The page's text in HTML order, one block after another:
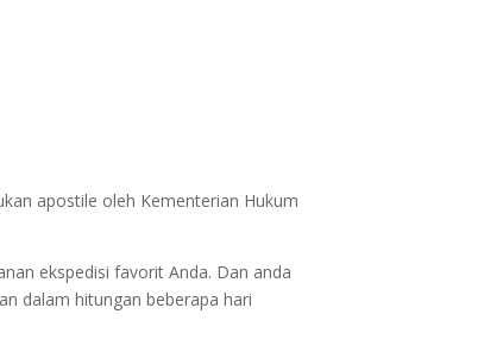
apostile oleh Kementerian Hukum
ekspedisi favorit Anda. Dan anda
dalam hitungan beberapa hari